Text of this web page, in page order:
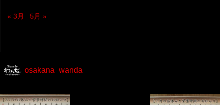
« 3月 5月 »
osakana_wanda